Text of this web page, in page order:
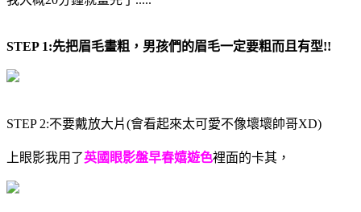
STEP 1:先把眉毛畫粗，男孩們的眉毛一定要粗而且有型!!
STEP 2:不要戴放大片(會看起來太可愛不像壞壞帥哥XD)
上眼影我用了英國眼影盤早春嬉遊色裡面的卡其，